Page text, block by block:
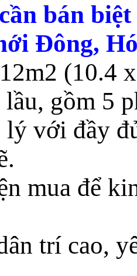
bán
Đông,
(10.4
gồm 5
với đầy
mua để
trí cao,